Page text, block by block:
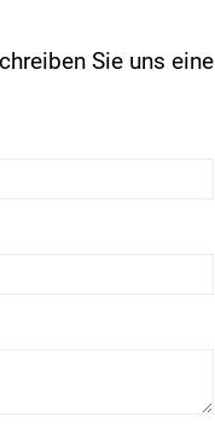
Sie uns eine